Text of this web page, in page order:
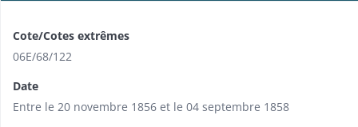
Cote/Cotes extrêmes
06E/68/122
Date
Entre le 20 novembre 1856 et le 04 septembre 1858